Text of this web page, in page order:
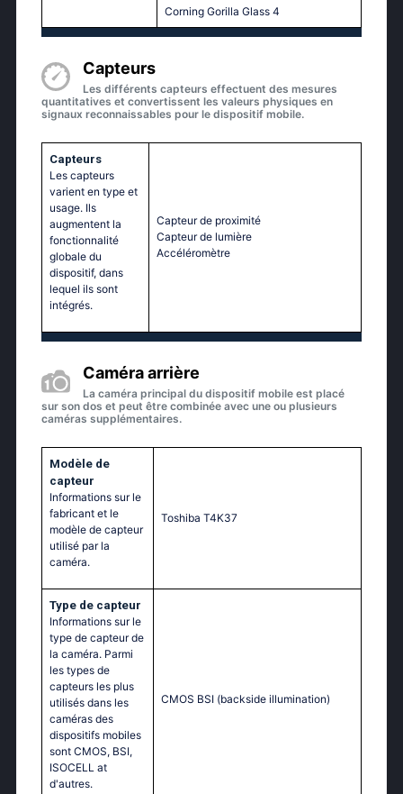
Corning Gorilla Glass 4
Capteurs
Les différents capteurs effectuent des mesures
quantitatives et convertissent les valeurs physiques en
signaux reconnaissables pour le dispositif mobile.
Capteurs
Les capteurs
varient en type et
usage. Ils
augmentent la
fonctionnalité
globale du
dispositif, dans
lequel ils sont
intégrés.
Capteur de proximité
Capteur de lumière
Accéléromètre
Caméra arrière
La caméra principal du dispositif mobile est placé
sur son dos et peut être combinée avec une ou plusieurs
caméras supplémentaires.
Modèle de
capteur
Informations sur le
fabricant et le
modèle de capteur
utilisé par la
caméra.
Toshiba T4K37
Type de capteur
Informations sur le
type de capteur de
la caméra. Parmi
les types de
capteurs les plus
utilisés dans les
caméras des
dispositifs mobiles
sont CMOS, BSI,
ISOCELL at
d'autres.
CMOS BSI (backside illumination)